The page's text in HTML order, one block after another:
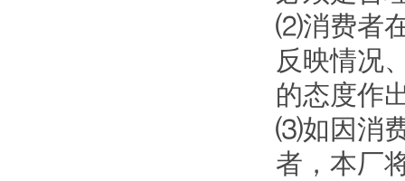
⑵消费者在
反映情况
的态度作
⑶如因消费
者，本厂